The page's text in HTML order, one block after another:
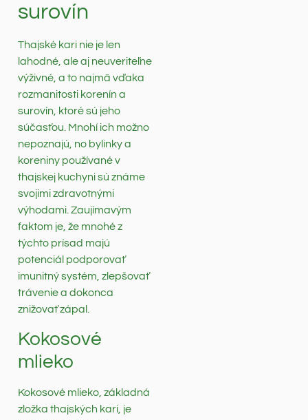
surovín
Thajské kari nie je len
lahodné, ale aj neuveriteľne
výživné, a to najmä vďaka
rozmanitosti korenín a
surovín, ktoré sú jeho
súčasťou. Mnohí ich možno
nepoznajú, no bylinky a
koreniny používané v
thajskej kuchyni sú známe
svojimi zdravotnými
výhodami. Zaujímavým
faktom je, že mnohé z
týchto prísad majú
potenciál podporovať
imunitný systém, zlepšovať
trávenie a dokonca
znižovať zápal.
Kokosové
mlieko
Kokosové mlieko, základná
zložka thajských kari, je